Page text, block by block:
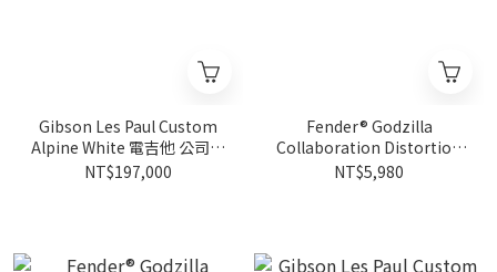
Gibson Les Paul Custom
Alpine White 電吉他 公司貨
【宛伶樂器】
NT$197,000
Fender® Godzilla
Collaboration Distortion
聯名效果器 公司貨【宛伶樂
NT$5,980